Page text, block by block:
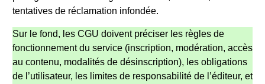
tentatives de réclamation infondée.
Sur le fond, les CGU doivent préciser les règles de
fonctionnement du service (inscription, modération, accès
au contenu, modalités de désinscription), les obligations
de l’utilisateur, les limites de responsabilité de l’éditeur, et